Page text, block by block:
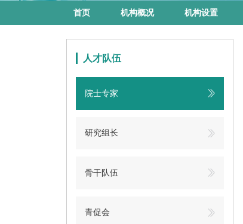
首页 机构概况 机构设置
人才队伍
院士专家
研究组长
骨干队伍
青促会